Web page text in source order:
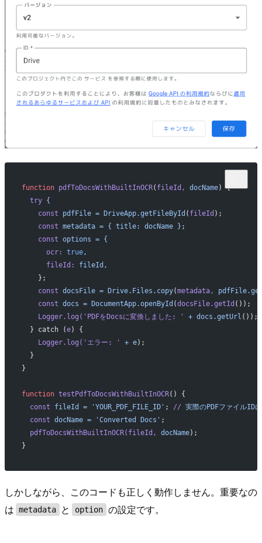
function pdfToDocsWithBuiltInOCR( fileId, docName) {
  try
{
    const
pdfFile = DriveApp.getFileById ( fileId );
    const
metadata = { title: docName } ;
    const
options = {
      ocr:
true,
      fileId:
fileId,
    };
    const
docsFile = Drive.Files.copy(metadata,
    const
docs = DocumentApp.openById (docsFile.getId ());
    Logger.log(
'PDFをDocsに変換しました: ' + docs.getUrl ());
  } catch (
e) {
    Logger.log(
'エラー: ' + e);
  }
}
function testPdfToDocsWithBuiltInOCR() {
  const
fileId = 'YOUR_PDF_FILE_ID' ; // 実際のPDFファイルID
  const
docName = 'Converted Docs' ;
  pdfToDocsWithBuiltInOCR(fileId,
docName);
}
しかしながら、このコードも正しく動作しません。重要なの
は metadata と option の設定です。